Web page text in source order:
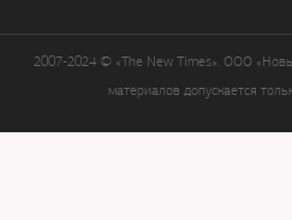
2007-2024 © «The New Times». ООО
материалов допускается